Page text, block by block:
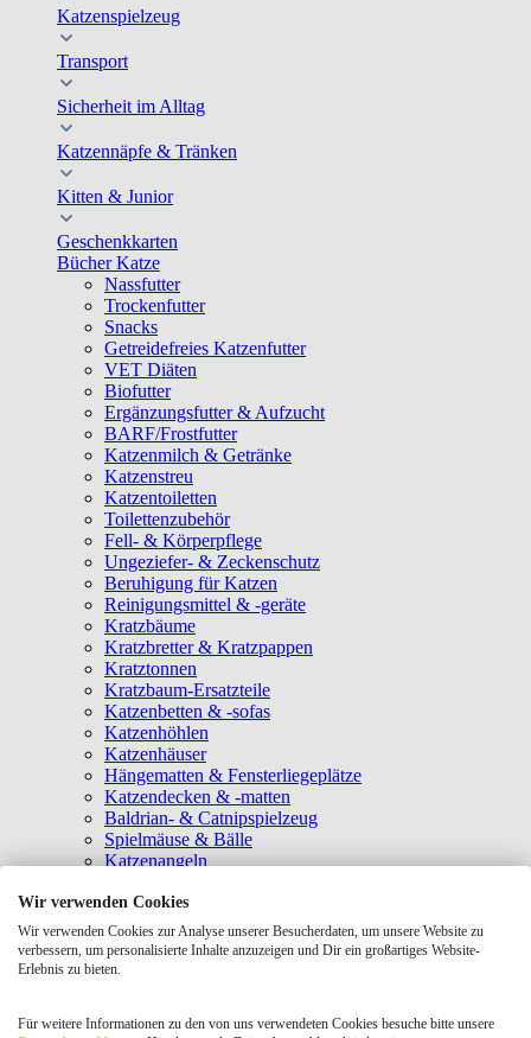
Katzenspielzeug
Transport
Sicherheit im Alltag
Katzennäpfe & Tränken
Kitten & Junior
Geschenkkarten
Bücher Katze
Nassfutter
Trockenfutter
Snacks
Getreidefreies Katzenfutter
VET Diäten
Biofutter
Ergänzungsfutter & Aufzucht
BARF/Frostfutter
Katzenmilch & Getränke
Katzenstreu
Katzentoiletten
Toilettenzubehör
Fell- & Körperpflege
Ungeziefer- & Zeckenschutz
Beruhigung für Katzen
Reinigungsmittel & -geräte
Kratzbäume
Kratzbretter & Kratzpappen
Kratztonnen
Kratzbaum-Ersatzteile
Katzenbetten & -sofas
Katzenhöhlen
Katzenhäuser
Hängematten & Fensterliegeplätze
Katzendecken & -matten
Baldrian- & Catnipspielzeug
Spielmäuse & Bälle
Katzenangeln
Laserpointer & Elektrospielzeug
Katzentunnel
Clicker & Target Sticks für Katzen
Weiteres Katzenspielzeug
Tragetaschen
Wir verwenden Cookies
Wir verwenden Cookies zur Analyse unserer Besucherdaten, um unsere Website zu
verbessern, um personalisierte Inhalte anzuzeigen und Dir ein großartiges Website-
Erlebnis zu bieten.
Für weitere Informationen zu den von uns verwendeten Cookies besuche bitte unsere